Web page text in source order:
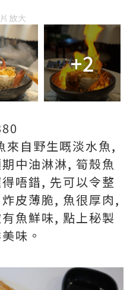
放大
+2
來自野生嘅淡水魚,
中油淋淋, 筍殼魚
唔錯, 先可以令整
皮薄脆, 魚很厚肉,
魚鮮味, 點上秘製
味。